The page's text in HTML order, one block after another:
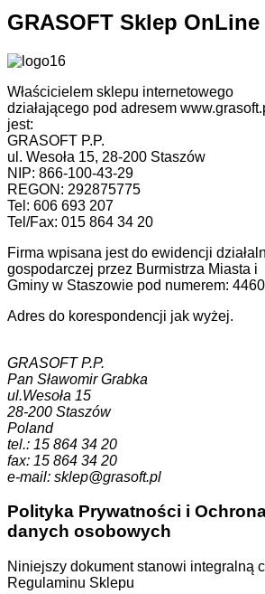
GRASOFT Sklep OnLine
Właścicielem sklepu internetowego
działającego pod adresem
jest:
GRASOFT P.P.
ul. Wesoła 15, 28-200 Staszów
NIP: 866-100-43-29
REGON: 292875775
Tel: 606 693 207
Tel/Fax: 015 864 34 20
Firma wpisana jest do ewidencji
gospodarczej przez Burmistrza Miasta i
Gminy w Staszowie pod numerem:
Adres do korespondencji jak wyżej.
GRASOFT P.P.
Pan Sławomir Grabka
ul.Wesoła 15
28-200 Staszów
Poland
tel.: 15 864 34 20
fax: 15 864 34 20
e-mail: sklep@grasoft.pl
Polityka Prywatności i
danych osobowych
Niniejszy dokument stanowi integralną
Regulaminu Sklepu